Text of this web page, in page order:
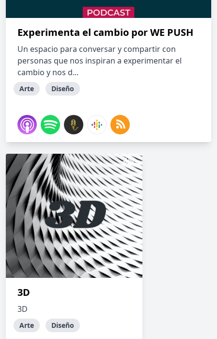
Experimenta el cambio por WE PUSH
Un espacio para conversar y compartir con
personas que nos inspiran a experimentar el
cambio y nos d...
Arte Diseño
3D
3D
Arte Diseño